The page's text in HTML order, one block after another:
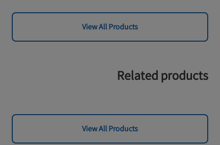
View All Products
Related products
View All Products